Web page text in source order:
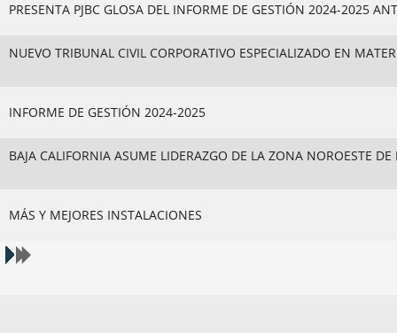
PRESENTA PJBC GLOSA DEL INFORME DE GESTIÓN 2024-2025
NUEVO TRIBUNAL CIVIL CORPORATIVO ESPECIALIZADO EN
INFORME DE GESTIÓN 2024-2025
BAJA CALIFORNIA ASUME LIDERAZGO DE LA ZONA NOROESTE
MÁS Y MEJORES INSTALACIONES